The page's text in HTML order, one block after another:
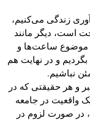
زندگی می‌کنیم،
است، دیگر مانند
موضوع ساعت‌ها و
و در نهایت هم
نباشیم.
و هر حقیقتی که در
واقعیت در جامعه
در صورت لزوم در